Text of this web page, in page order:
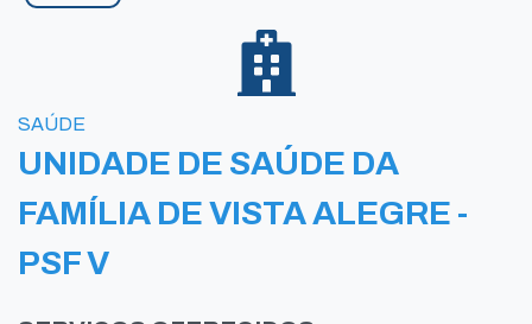
SAÚDE
UNIDADE DE SAÚDE DA
FAMÍLIA DE VISTA ALEGRE -
PSF V